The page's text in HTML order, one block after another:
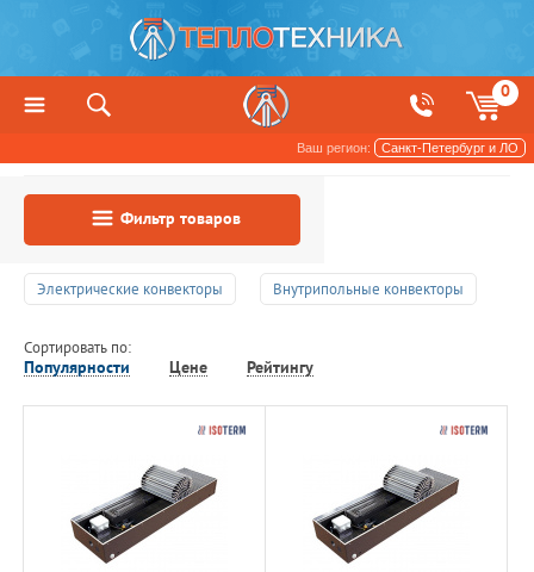
0
Ваш регион: Санкт-Петербург и ЛО
Фильтр товаров
Электрические конвекторы Внутрипольные конвекторы
Сортировать по:
Популярности Цене Рейтингу